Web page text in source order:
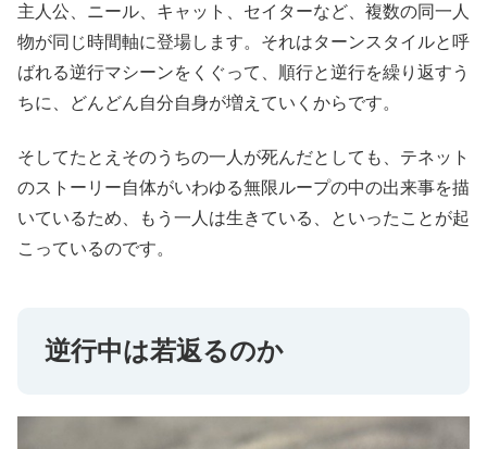
主人公、ニール、キャット、セイターなど、複数の同一人
物が同じ時間軸に登場します。それはターンスタイルと呼
ばれる逆行マシーンをくぐって、順行と逆行を繰り返すう
ちに、どんどん自分自身が増えていくからです。
そしてたとえそのうちの一人が死んだとしても、テネット
のストーリー自体がいわゆる無限ループの中の出来事を描
いているため、もう一人は生きている、といったことが起
こっているのです。
逆行中は若返るのか